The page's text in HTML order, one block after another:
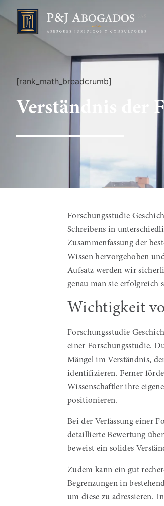
[rank_math_breadcrumb]
Verständnis der
Forschungsstudie
Schreibens in
Zusammenfassung der
Wissen hervorgehoben
Aufsatz werden wir
genau man sie erfolgreich
Wichtigkeit
Forschungsstudie
einer Forschungsstudie.
Mängel im Verständnis,
identifizieren. Ferner
Wissenschaftler ihre
positionieren.
Bei der Verfassung einer
detaillierte Bewertung
beweist ein solides
Zudem kann ein gut
Begrenzungen in
um diese zu adressieren.